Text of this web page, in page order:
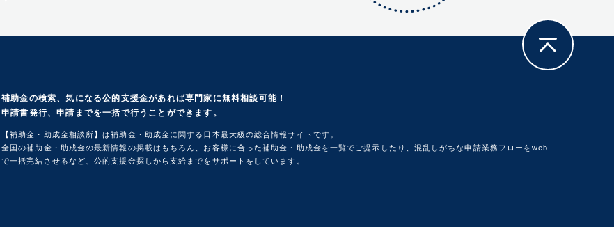
補助金の検索、気になる公的支援金があれば専門家に無料相談可能！
申請書発行、申請までを一括で行うことができます。
【補助金・助成金相談所】は補助金・助成金に関する日本最大級の総合情報サイトです。
全国の補助金・助成金の最新情報の掲載はもちろん、お客様に合った補助金・助成金を一覧でご提示したり、混乱しがちな申請業務フローをweb
で一括完結させるなど、公的支援金探しから支給までをサポートをしています。